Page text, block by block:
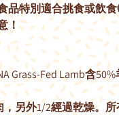
品特別適合挑食或飲
！
Grass-Fed Lamb含
，另外1/2經過乾燥。